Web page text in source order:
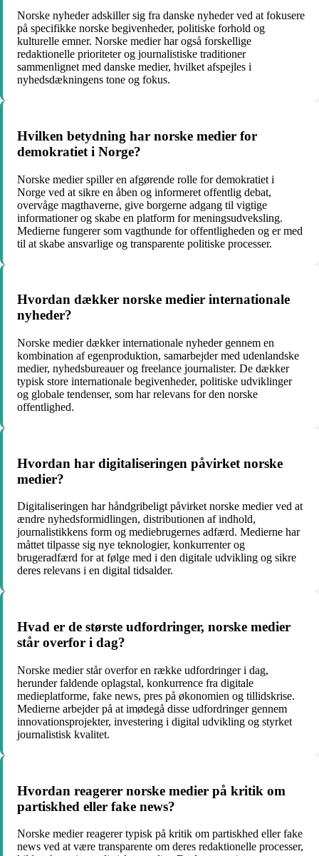
Norske nyheder adskiller sig fra danske nyheder ved at fokusere
på specifikke norske begivenheder, politiske forhold og
kulturelle emner. Norske medier har også forskellige
redaktionelle prioriteter og journalistiske traditioner
sammenlignet med danske medier, hvilket afspejles i
nyhedsdækningens tone og fokus.
Hvilken betydning har norske medier for
demokratiet i Norge?
Norske medier spiller en afgørende rolle for demokratiet i
Norge ved at sikre en åben og informeret offentlig debat,
overvåge magthaverne, give borgerne adgang til vigtige
informationer og skabe en platform for meningsudveksling.
Medierne fungerer som vagthunde for offentligheden og er med
til at skabe ansvarlige og transparente politiske processer.
Hvordan dækker norske medier internationale
nyheder?
Norske medier dækker internationale nyheder gennem en
kombination af egenproduktion, samarbejder med udenlandske
medier, nyhedsbureauer og freelance journalister. De dækker
typisk store internationale begivenheder, politiske udviklinger
og globale tendenser, som har relevans for den norske
offentlighed.
Hvordan har digitaliseringen påvirket norske
medier?
Digitaliseringen har håndgribeligt påvirket norske medier ved at
ændre nyhedsformidlingen, distributionen af indhold,
journalistikkens form og mediebrugernes adfærd. Medierne har
måttet tilpasse sig nye teknologier, konkurrenter og
brugeradfærd for at følge med i den digitale udvikling og sikre
deres relevans i en digital tidsalder.
Hvad er de største udfordringer, norske medier
står overfor i dag?
Norske medier står overfor en række udfordringer i dag,
herunder faldende oplagstal, konkurrence fra digitale
medieplatforme, fake news, pres på økonomien og tillidskrise.
Medierne arbejder på at imødegå disse udfordringer gennem
innovationsprojekter, investering i digital udvikling og styrket
journalistisk kvalitet.
Hvordan reagerer norske medier på kritik om
partiskhed eller fake news?
Norske medier reagerer typisk på kritik om partiskhed eller fake
news ved at være transparente om deres redaktionelle processer,